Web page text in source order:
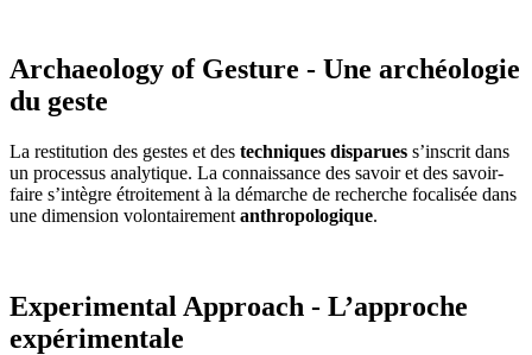
Archaeology of Gesture - Une archéologie
du geste
La restitution des gestes et des techniques disparues s’inscrit dans
un processus analytique. La connaissance des savoir et des savoir-
faire s’intègre étroitement à la démarche de recherche focalisée dans
une dimension volontairement anthropologique.
Experimental Approach - L’approche
expérimentale